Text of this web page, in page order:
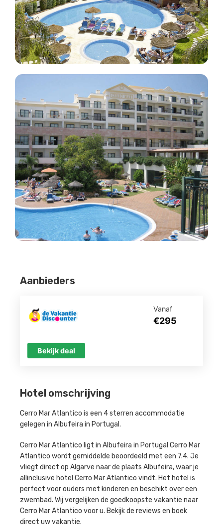
Hotel omschrijving
Cerro Mar Atlantico is een 4 sterren accommodatie
gelegen in Albufeira in Portugal.
Cerro Mar Atlantico ligt in Albufeira in Portugal Cerro Mar
Atlantico wordt gemiddelde beoordeeld met een 7.4. Je
vliegt direct op Algarve naar de plaats Albufeira, waar je
allinclusive hotel Cerro Mar Atlantico vindt. Het hotel is
perfect voor ouders met kinderen en beschikt over een
zwembad. Wij vergelijken de goedkoopste vakantie naar
Cerro Mar Atlantico voor u. Bekijk de reviews en boek
direct uw vakantie.
Aanbieders
Vanaf
€295
Bekijk deal